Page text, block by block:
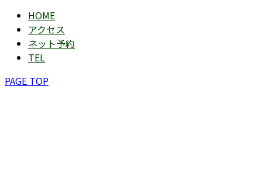
HOME
アクセス
ネット予約
TEL
PAGE TOP